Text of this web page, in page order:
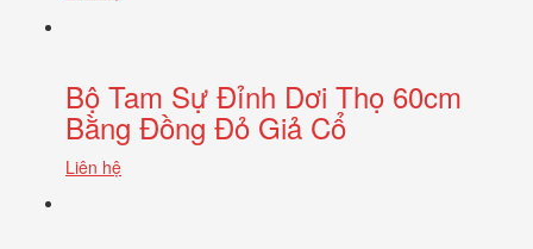
Bộ Tam Sự Đỉnh Dơi Thọ 60cm
Bằng Đồng Đỏ Giả Cổ
Liên hệ